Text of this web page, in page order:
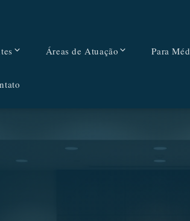
Áreas de Atuação Para